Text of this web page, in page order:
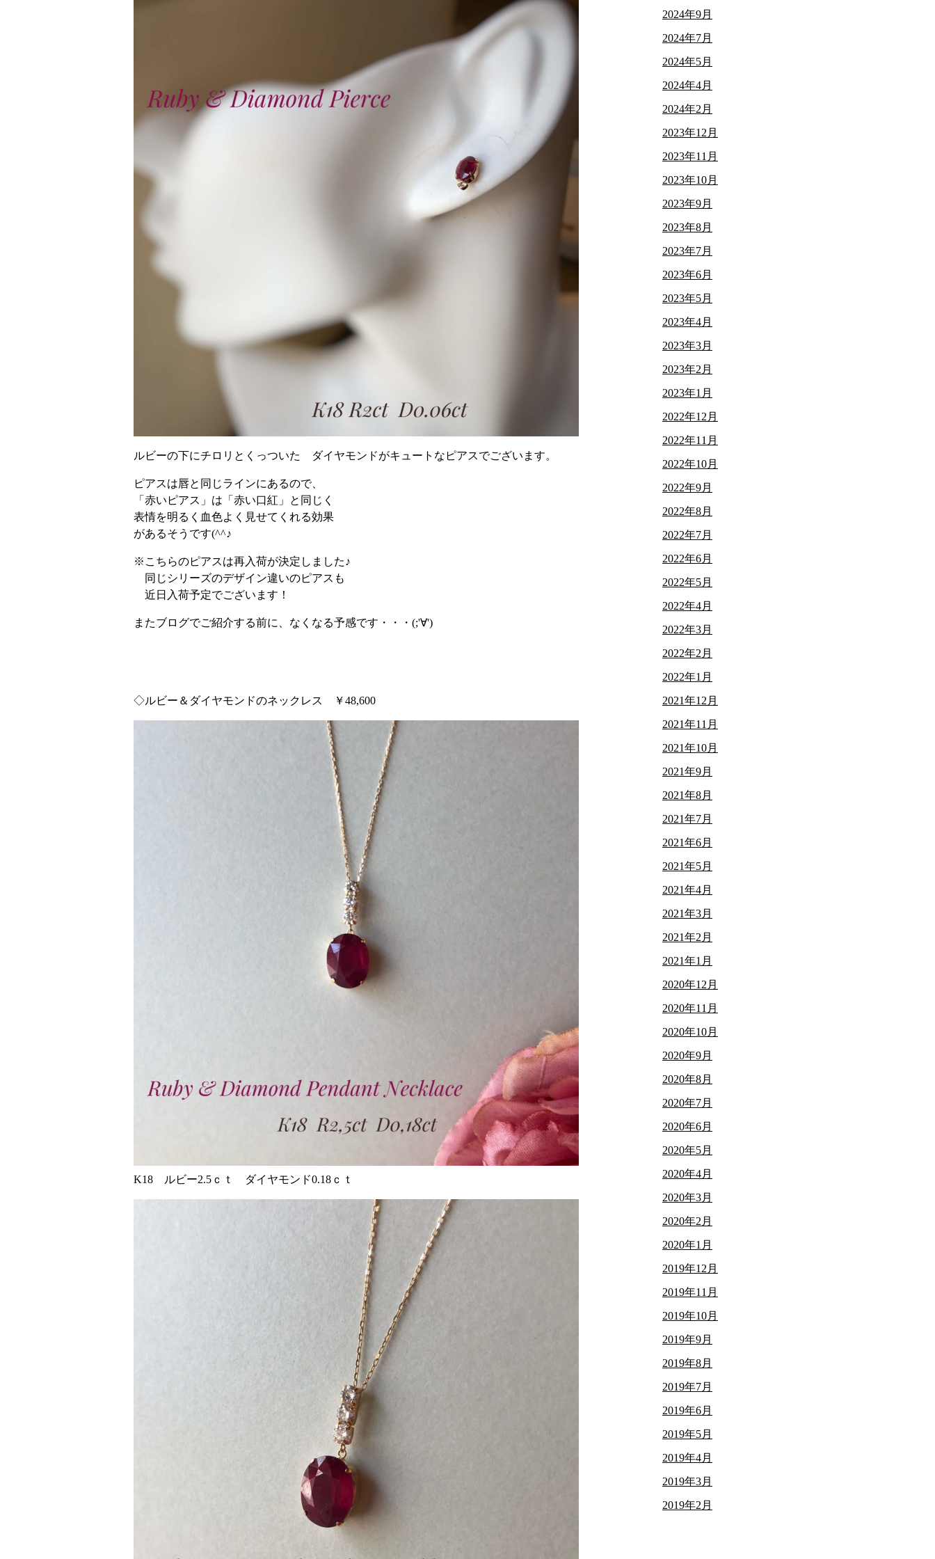
ルビーの下にチロリとくっついた ダイヤモンドがキュートなピアスでございます。
ピアスは唇と同じラインにあるので、
「赤いピアス」は「赤い口紅」と同じく
表情を明るく血色よく見せてくれる効果
があるそうです(^^♪
※こちらのピアスは再入荷が決定しました♪
同じシリーズのデザイン違いのピアスも
近日入荷予定でございます！
またブログでご紹介する前に、なくなる予感です・・・(;'∀')
◇ルビー＆ダイヤモンドのネックレス ￥48,600
K18 ルビー2.5ｃｔ ダイヤモンド0.18ｃｔ
2024年9月
2024年7月
2024年5月
2024年4月
2024年2月
2023年12月
2023年11月
2023年10月
2023年9月
2023年8月
2023年7月
2023年6月
2023年5月
2023年4月
2023年3月
2023年2月
2023年1月
2022年12月
2022年11月
2022年10月
2022年9月
2022年8月
2022年7月
2022年6月
2022年5月
2022年4月
2022年3月
2022年2月
2022年1月
2021年12月
2021年11月
2021年10月
2021年9月
2021年8月
2021年7月
2021年6月
2021年5月
2021年4月
2021年3月
2021年2月
2021年1月
2020年12月
2020年11月
2020年10月
2020年9月
2020年8月
2020年7月
2020年6月
2020年5月
2020年4月
2020年3月
2020年2月
2020年1月
2019年12月
2019年11月
2019年10月
2019年9月
2019年8月
2019年7月
2019年6月
2019年5月
2019年4月
2019年3月
2019年2月